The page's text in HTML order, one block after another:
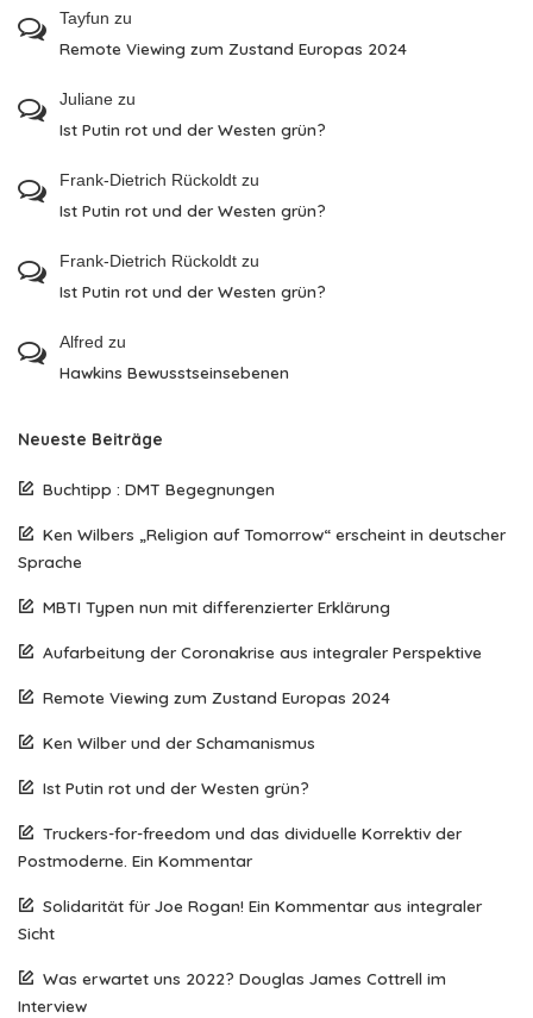
Tayfun zu
Remote Viewing zum Zustand Europas 2024
Juliane zu
Ist Putin rot und der Westen grün?
Frank-Dietrich Rückoldt zu
Ist Putin rot und der Westen grün?
Frank-Dietrich Rückoldt zu
Ist Putin rot und der Westen grün?
Alfred zu
Hawkins Bewusstseinsebenen
Neueste Beiträge
Buchtipp : DMT Begegnungen
Ken Wilbers „Religion auf Tomorrow“ erscheint in deutscher
Sprache
MBTI Typen nun mit differenzierter Erklärung
Aufarbeitung der Coronakrise aus integraler Perspektive
Remote Viewing zum Zustand Europas 2024
Ken Wilber und der Schamanismus
Ist Putin rot und der Westen grün?
Truckers-for-freedom und das dividuelle Korrektiv der
Postmoderne. Ein Kommentar
Solidarität für Joe Rogan! Ein Kommentar aus integraler
Sicht
Was erwartet uns 2022? Douglas James Cottrell im
Interview